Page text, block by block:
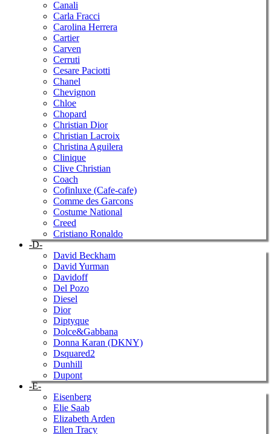
Canali
Carla Fracci
Carolina Herrera
Cartier
Carven
Cerruti
Cesare Paciotti
Chanel
Chevignon
Chloe
Chopard
Christian Dior
Christian Lacroix
Christina Aguilera
Clinique
Clive Christian
Coach
Cofinluxe (Cafe-cafe)
Comme des Garcons
Costume National
Creed
Cristiano Ronaldo
-D-
David Beckham
David Yurman
Davidoff
Del Pozo
Diesel
Dior
Diptyque
Dolce&Gabbana
Donna Karan (DKNY)
Dsquared2
Dunhill
Dupont
-E-
Eisenberg
Elie Saab
Elizabeth Arden
Ellen Tracy